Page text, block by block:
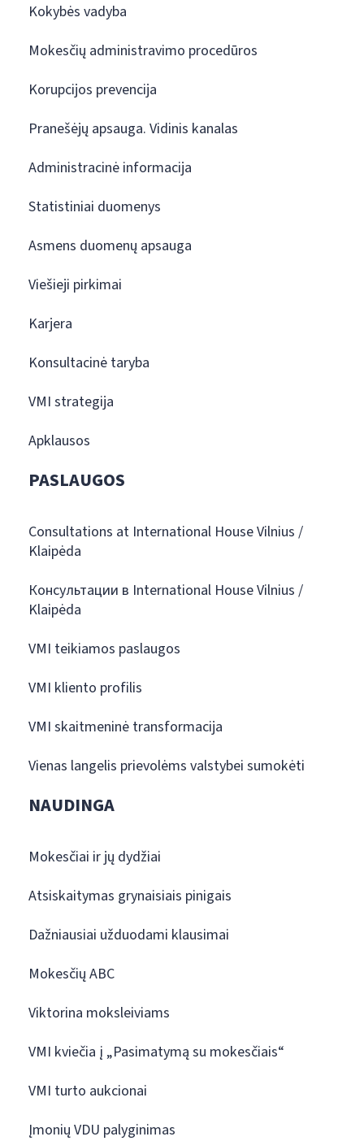
Kokybės vadyba
Mokesčių administravimo procedūros
Korupcijos prevencija
Pranešėjų apsauga. Vidinis kanalas
Administracinė informacija
Statistiniai duomenys
Asmens duomenų apsauga
Viešieji pirkimai
Karjera
Konsultacinė taryba
VMI strategija
Apklausos
PASLAUGOS
Consultations at International House Vilnius /
Klaipėda
Консультации в International House Vilnius /
Klaipėda
VMI teikiamos paslaugos
VMI kliento profilis
VMI skaitmeninė transformacija
Vienas langelis prievolėms valstybei sumokėti
NAUDINGA
Mokesčiai ir jų dydžiai
Atsiskaitymas grynaisiais pinigais
Dažniausiai užduodami klausimai
Mokesčių ABC
Viktorina moksleiviams
VMI kviečia į „Pasimatymą su mokesčiais“
VMI turto aukcionai
Įmonių VDU palyginimas